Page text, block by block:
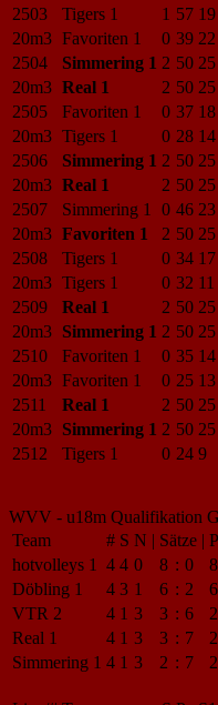
2503
Tigers 1 1 57 19
20m3 Favoriten 1 0 39 22
2504
Simmering 1 2 50 25
20m3 Real 1 2 50 25
2505
Favoriten 1 0 37 18
20m3 Tigers 1 0 28 14
2506
Simmering 1 2 50 25
20m3 Real 1 2 50 25
2507
Simmering 1 0 46 23
20m3 Favoriten 1 2 50 25
2508
Tigers 1 0 34 17
20m3 Tigers 1 0 32 11
2509
Real 1 2 50 25
20m3 Simmering 1 2 50 25
2510
Favoriten 1 0 35 14
20m3 Favoriten 1 0 25 13
2511
Real 1 2 50 25
20m3 Simmering 1 2 50 25
2512
Tigers 1 0 24 9
WVV - u18m Qualifikation
Team
# S N | Sätze |
hotvolleys 1
4 4 0 8 : 0
8
Döbling 1
4 3 1 6 : 2
6
VTR 2
4 1 3 3 : 6
2
Real 1
4 1 3 3 : 7
2
Simmering 1 4 1 3 2 : 7 2